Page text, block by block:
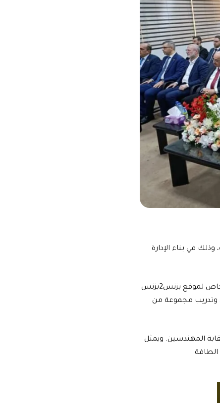
في بناء الإدارة
و قال الدكتور المهندس يوسف أحمد حسون، مدير عام المركز الوطني لبحوث الطاقة في تصريح خاص لموقع بزنس2بزنس
عام 2007، وإنشاء مختبر مختص وتدريب مجموعة من
المهندسين. ويمثل
الطاقة